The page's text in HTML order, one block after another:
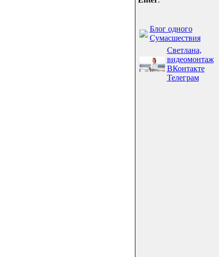
Блог одного
Сумасшествия
Светлана,
видеомонтаж
ВКонтакте
Телеграм